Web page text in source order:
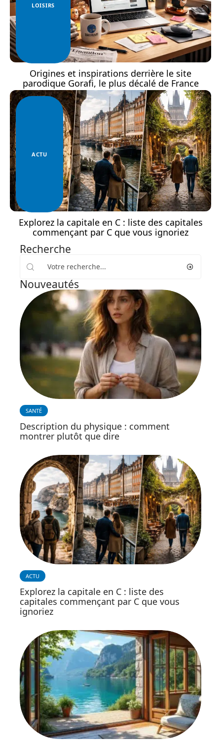
LOISIRS
Origines et inspirations derrière le site
parodique Gorafi, le plus décalé de France
ACTU
Explorez la capitale en C : liste des capitales
commençant par C que vous ignoriez
Recherche
Nouveautés
SANTÉ
Description du physique : comment
montrer plutôt que dire
ACTU
Explorez la capitale en C : liste des
capitales commençant par C que vous
ignoriez